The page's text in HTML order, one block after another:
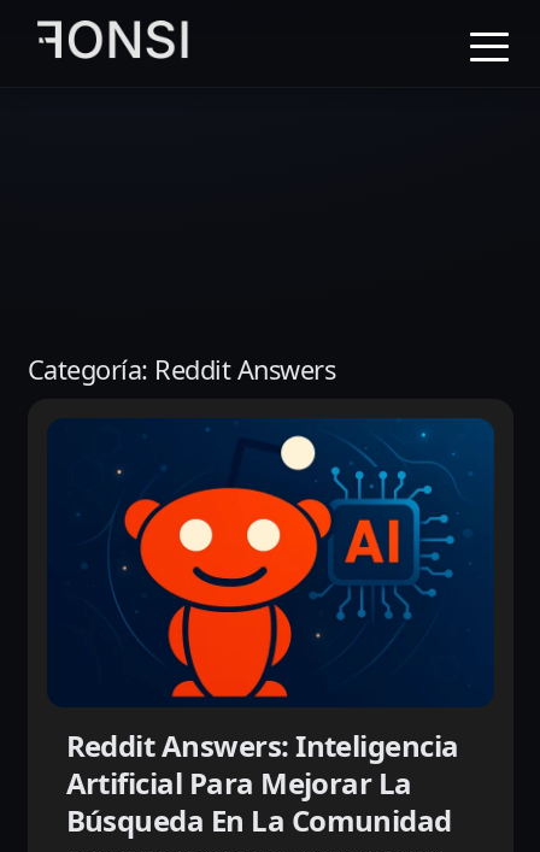
contenido
Categoría: Reddit Answers
Reddit Answers: Inteligencia
Artificial Para Mejorar La
Búsqueda En La Comunidad